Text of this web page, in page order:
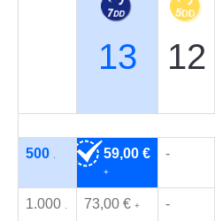
13 12
500 59,00 €
+
-
1.000 73,00 € + -